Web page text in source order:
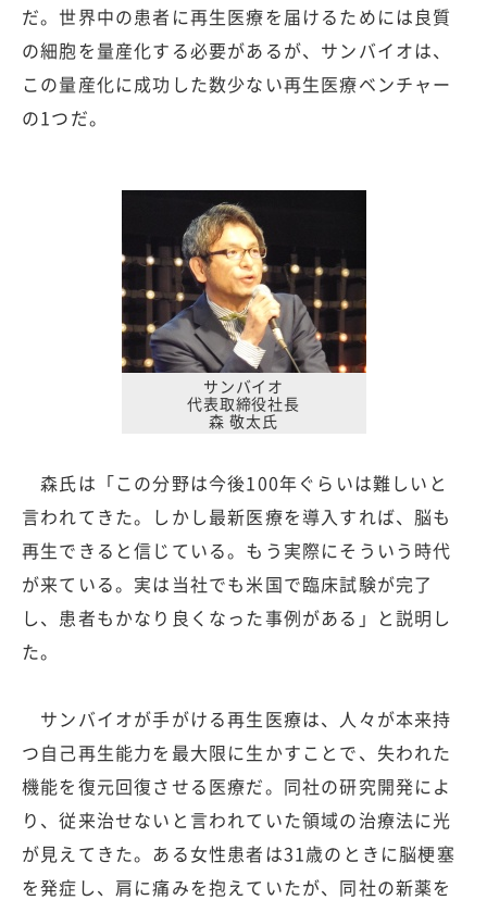
だ。世界中の患者に再生医療を届けるためには良質
の細胞を量産化する必要があるが、サンバイオは、
この量産化に成功した数少ない再生医療ベンチャー
の1つだ。
サンバイオ
代表取締役社長
森 敬太氏
森氏は「この分野は今後100年ぐらいは難しいと
言われてきた。しかし最新医療を導入すれば、脳も
再生できると信じている。もう実際にそういう時代
が来ている。実は当社でも米国で臨床試験が完了
し、患者もかなり良くなった事例がある」と説明し
た。
サンバイオが手がける再生医療は、人々が本来持
つ自己再生能力を最大限に生かすことで、失われた
機能を復元回復させる医療だ。同社の研究開発によ
り、従来治せないと言われていた領域の治療法に光
が見えてきた。ある女性患者は31歳のときに脳梗塞
を発症し、肩に痛みを抱えていたが、同社の新薬を